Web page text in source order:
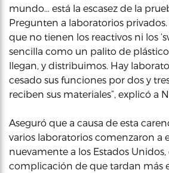
mundo… está la escasez de la
Pregunten a laboratorios
que no tienen los reactivos ni los
sencilla como un palito de
llegan, y distribuimos. Hay
cesado sus funciones por dos y
reciben sus materiales”, explicó a
Aseguró que a causa de esta
varios laboratorios comenzaron a
nuevamente a los Estados Unidos,
complicación de que tardan más